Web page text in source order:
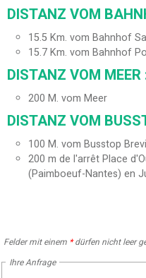
DISTANZ VOM
15.5Km. vom Bahnhof
15.7Km. vom Bahnhof
DISTANZ VOM MEER
200 M. vom Meer
DISTANZ VOM
100 M. vom Busstop
200 m de l'arrêt Place
(Paimboeuf-Nantes) en
Felder mit einem *dürfen nicht leer
Ihre Anfrage